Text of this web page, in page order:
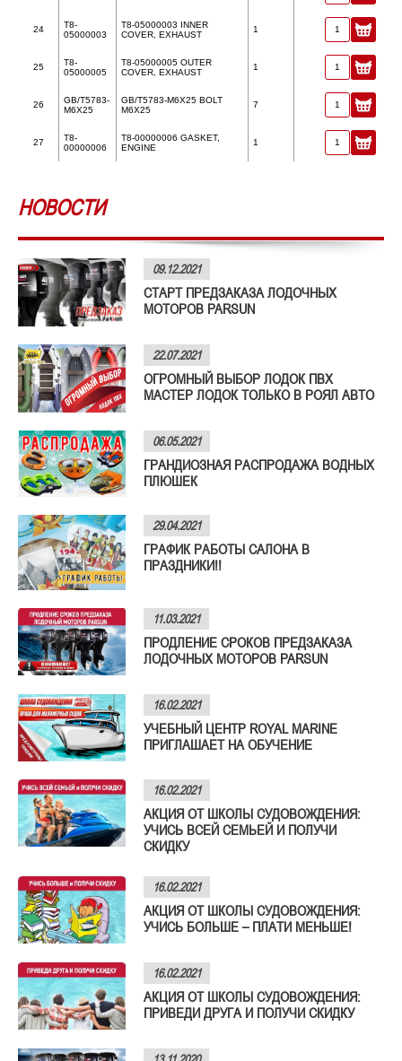
24
T8-
05000003
T8-05000003 INNER
COVER, EXHAUST
1
25
T8-
05000005
T8-05000005 OUTER
COVER, EXHAUST
1
26
GB/T5783-
M6X25
GB/T5783-M6X25 BOLT
M6X25
7
27
T8-
00000006
T8-00000006 GASKET,
ENGINE
1
НОВОСТИ
09.12.2021
СТАРТ ПРЕДЗАКАЗА ЛОДОЧНЫХ
МОТОРОВ PARSUN
22.07.2021
ОГРОМНЫЙ ВЫБОР ЛОДОК ПВХ
МАСТЕР ЛОДОК ТОЛЬКО В РОЯЛ АВТО
06.05.2021
ГРАНДИОЗНАЯ РАСПРОДАЖА ВОДНЫХ
ПЛЮШЕК
29.04.2021
ГРАФИК РАБОТЫ САЛОНА В
ПРАЗДНИКИ!!
11.03.2021
ПРОДЛЕНИЕ СРОКОВ ПРЕДЗАКАЗА
ЛОДОЧНЫХ МОТОРОВ PARSUN
16.02.2021
УЧЕБНЫЙ ЦЕНТР ROYAL MARINE
ПРИГЛАШАЕТ НА ОБУЧЕНИЕ
16.02.2021
АКЦИЯ ОТ ШКОЛЫ СУДОВОЖДЕНИЯ:
УЧИСЬ ВСЕЙ СЕМЬЕЙ И ПОЛУЧИ
СКИДКУ
16.02.2021
АКЦИЯ ОТ ШКОЛЫ СУДОВОЖДЕНИЯ:
УЧИСЬ БОЛЬШЕ – ПЛАТИ МЕНЬШЕ!
16.02.2021
АКЦИЯ ОТ ШКОЛЫ СУДОВОЖДЕНИЯ:
ПРИВЕДИ ДРУГА И ПОЛУЧИ СКИДКУ